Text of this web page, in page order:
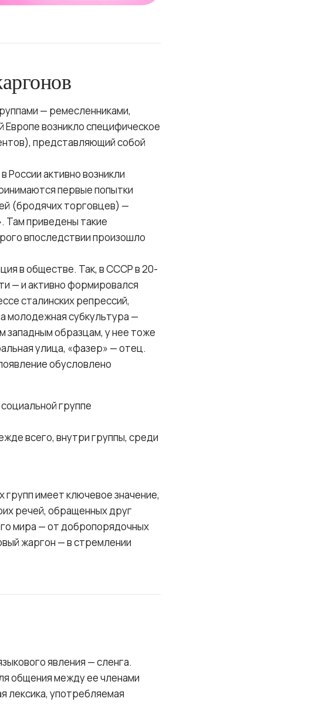
— ремесленниками,
Европе возникло специфическое
представляющий собой
активно возникли
первые попытки
(бродячих торговцев) —
Там приведены такие
впоследствии произошло
в обществе. Так, в СССР в 20-
— и активно формировался
сталинских репрессий,
молодежная субкультура —
западным образцам, у нее тоже
улица, «фазер» — отец.
обусловлено
группе
всего, внутри группы, среди
имеет ключевое значение,
речей, обращенных друг
мира — от добропорядочных
жаргон — в стремлении
явления — сленга.
общения между ее членами
лексика, употребляемая